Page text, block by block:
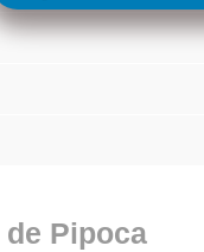
Pipoca